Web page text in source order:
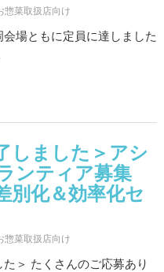
惣菜取扱店向け
場ともに定員に達しました
しました＞アシ
ンティア募集
化＆効率化セ
惣菜取扱店向け
＞ たくさんのご応募あり